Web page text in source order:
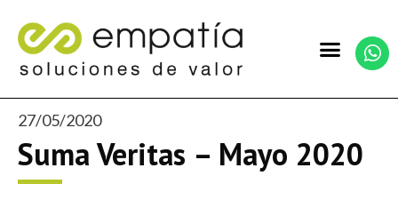
27/05/2020
Suma Veritas – Mayo 2020